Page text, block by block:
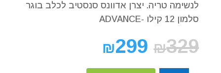
לנשימה טריה. יצרן אדוונס סנסטיב לכלב בוגר
סלמון 12 קילו -ADVANCE
₪329
₪299